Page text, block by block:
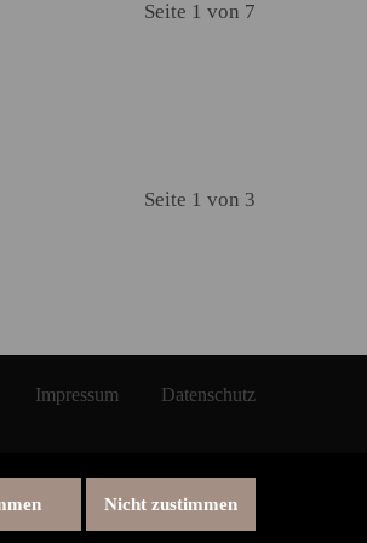
Seite 1 von 7
Seite 1 von 3
Impressum Datenschutz
Nicht zustimmen